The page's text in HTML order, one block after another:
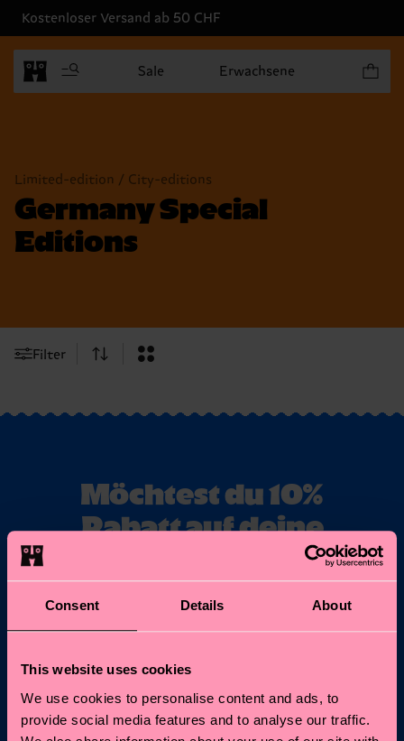
Consent Details About
This website uses cookies
We use cookies to personalise content and ads, to
provide social media features and to analyse our traffic.
Kostenloser Versand ab 50 CHF
Sale Erwachsene
Limited-edition / City-editions
Germany Special
Editions
Filter
Möchtest du 10%
Rabatt auf deine
erste Bestellung
erhalten?
Abonniere unseren Happy Socks Updates und erhalte
Angebote.
Anmelden